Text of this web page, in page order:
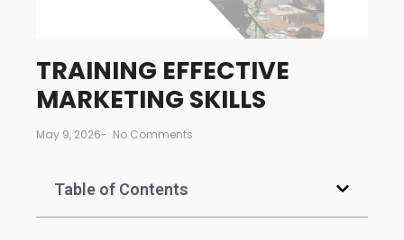
TRAINING EFFECTIVE
MARKETING SKILLS
May 9, 2026- No Comments
Table of Contents